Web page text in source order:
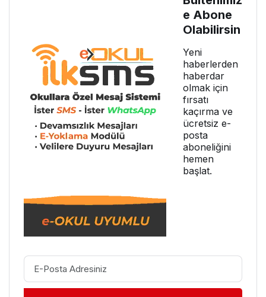
e Abone
Olabilirsin
Yeni
haberlerden
haberdar
olmak için
fırsatı
kaçırma ve
ücretsiz e-
posta
aboneliğini
hemen
başlat.